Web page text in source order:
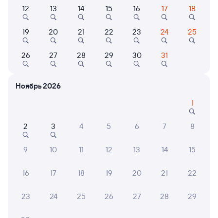
Выберите дату
096Я Проходящий 9
Санкт-Петербург Ладож.
08:41 23:46
15 ч 5 м в пути
Маршрут
Плацкарт
от 3 ⁠558 ⁠₽ 4 ⁠103 ⁠₽
010Я Проходящий 7,5
12 13 14 15 16 17 18
19 20 21 22 23 24 25
26 27 28 29 30 31
Ноябрь 2026
1
2 3 4 5 6 7 8
9 10 11 12 13 14 15
16 17 18 19 20 21 22
23 24 25 26 27 28 29